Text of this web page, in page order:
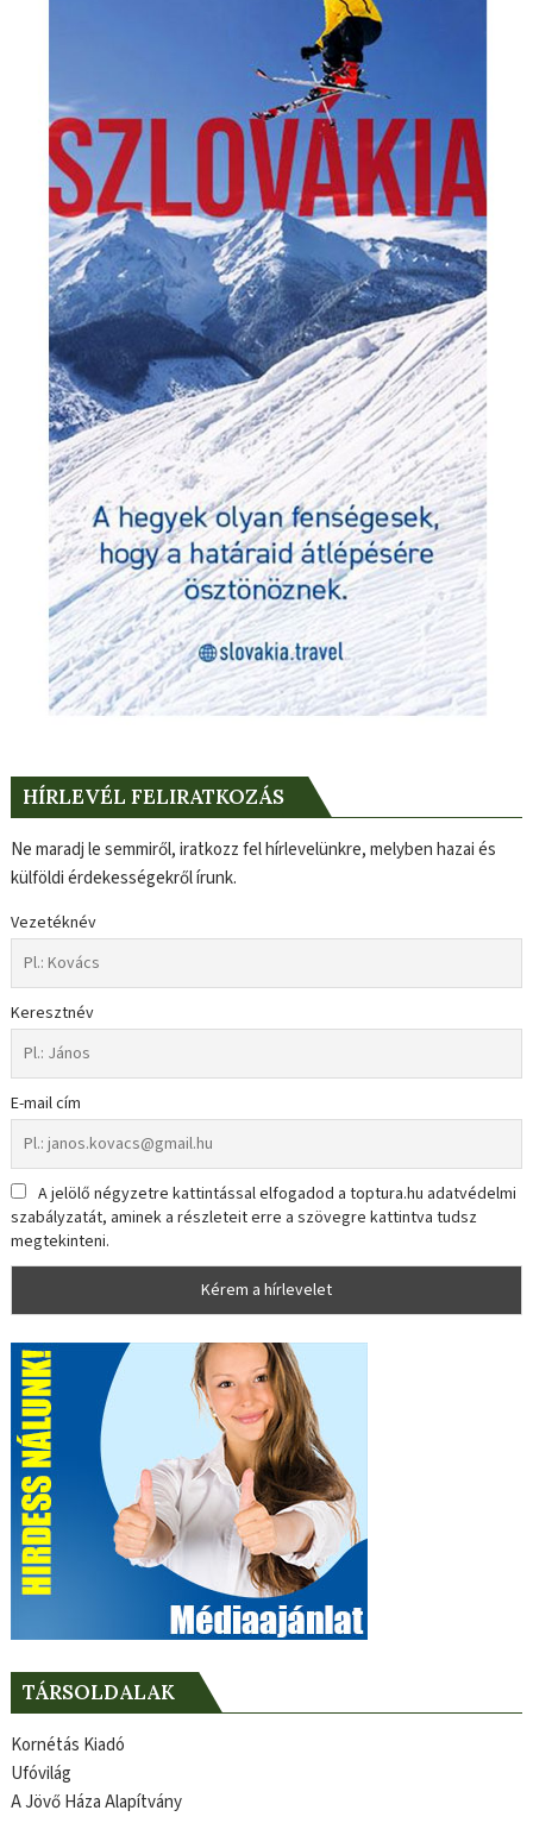
HÍRLEVÉL FELIRATKOZÁS
Ne maradj le semmiről, iratkozz fel hírlevelünkre, melyben hazai és
külföldi érdekességekről írunk.
Vezetéknév
Keresztnév
E-mail cím
A jelölő négyzetre kattintással elfogadod a toptura.hu adatvédelmi
szabályzatát, aminek a részleteit erre a szövegre kattintva tudsz
megtekinteni.
TÁRSOLDALAK
Kornétás Kiadó
Ufóvilág
A Jövő Háza Alapítvány